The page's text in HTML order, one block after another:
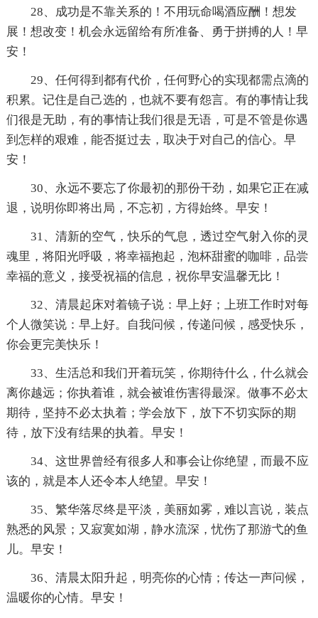
28、成功是不靠关系的！不用玩命喝酒应酬！想发
展！想改变！机会永远留给有所准备、勇于拼搏的人！早
安！
29、任何得到都有代价，任何野心的实现都需点滴的
积累。记住是自己选的，也就不要有怨言。有的事情让我
们很是无助，有的事情让我们很是无语，可是不管是你遇
到怎样的艰难，能否挺过去，取决于对自己的信心。早
安！
30、永远不要忘了你最初的那份干劲，如果它正在减
退，说明你即将出局，不忘初，方得始终。早安！
31、清新的空气，快乐的气息，透过空气射入你的灵
魂里，将阳光呼吸，将幸福抱起，泡杯甜蜜的咖啡，品尝
幸福的意义，接受祝福的信息，祝你早安温馨无比！
32、清晨起床对着镜子说：早上好；上班工作时对每
个人微笑说：早上好。自我问候，传递问候，感受快乐，
你会更完美快乐！
33、生活总和我们开着玩笑，你期待什么，什么就会
离你越远；你执着谁，就会被谁伤害得最深。做事不必太
期待，坚持不必太执着；学会放下，放下不切实际的期
待，放下没有结果的执着。早安！
34、这世界曾经有很多人和事会让你绝望，而最不应
该的，就是本人还令本人绝望。早安！
35、繁华落尽终是平淡，美丽如雾，难以言说，装点
熟悉的风景；又寂寞如湖，静水流深，忧伤了那游弋的鱼
儿。早安！
36、清晨太阳升起，明亮你的心情；传达一声问候，
温暖你的心情。早安！